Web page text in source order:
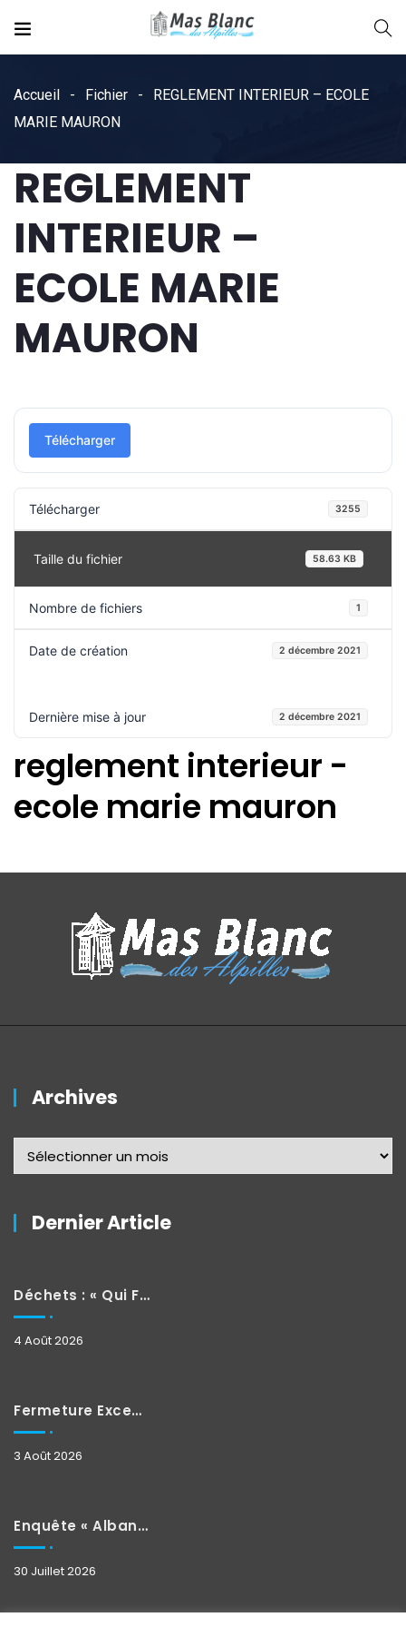
Accueil Fichier
REGLEMENT INTERIEUR – ECOLE
MARIE MAURON
REGLEMENT
INTERIEUR –
ECOLE MARIE
MAURON
Télécharger
Télécharger 3255
Taille du fichier 58.63 KB
Nombre de fichiers 1
Date de création 2 décembre 2021
Dernière mise à jour 2 décembre 2021
reglement interieur -
ecole marie mauron
Archives
Dernier Article
Déchets : « Qui Fait Quoi »
4 Août 2026
Fermeture Exceptionnelle
3 Août 2026
Enquête « Albane »
30 Juillet 2026